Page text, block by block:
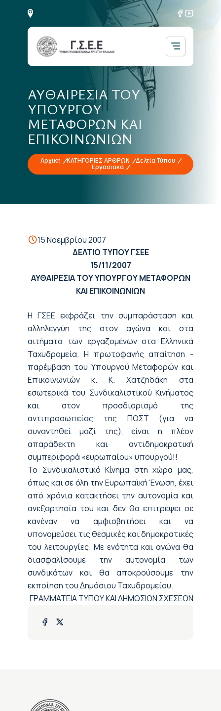
ΑΥΘΑΙΡΕΣΙΑ ΤΟΥ
ΥΠΟΥΡΓΟΥ
ΜΕΤΑΦΟΡΩΝ ΚΑΙ
ΕΠΙΚΟΙΝΩΝΙΩΝ
Αρχική ΚΑΤΗΓΟΡΙΕΣ ΑΡΘΡΩΝ
Δελτία Τύπου
Εργασιακά
15 Νοεμβρίου 2007
ΔΕΛΤΙΟ ΤΥΠΟΥ ΓΣΕΕ
15/11/2007
ΑΥΘΑΙΡΕΣΙΑ ΤΟΥ ΥΠΟΥΡΓΟΥ ΜΕΤΑΦΟΡΩΝ
ΚΑΙ ΕΠΙΚΟΙΝΩΝΙΩΝ
Η ΓΣΕΕ εκφράζει την συμπαράσταση και
αλληλεγγύη της στον αγώνα και στα
αιτήματα των εργαζομένων στα Ελληνικά
Ταχυδρομεία. Η πρωτοφανής απαίτηση -
παρέμβαση του Υπουργού Μεταφορών και
Επικοινωνιών κ. Κ. Χατζηδάκη στα
εσωτερικά του Συνδικαλιστικού Κινήματος
και στον προσδιορισμό της
αντιπροσωπείας της ΠΟΣΤ (για να
συναντηθεί μαζί της), είναι η πλέον
απαράδεκτη και αντιδημοκρατική
συμπεριφορά «ευρωπαίου» υπουργού!!
Το Συνδικαλιστικό Κίνημα στη χώρα μας,
όπως και σε όλη την Ευρωπαϊκή Ένωση, έχει
από χρόνια κατακτήσει την αυτονομία και
ανεξαρτησία του και δεν θα επιτρέψει σε
κανέναν να αμφισβητήσει και να
υπονομεύσει τις θεσμικές και δημοκρατικές
του λειτουργίες. Με ενότητα και αγώνα θα
διασφαλίσουμε την αυτονομία των
συνδικάτων και θα αποκρούσουμε την
εκποίηση του Δημόσιου Ταχυδρομείου.
ΓΡΑΜΜΑΤΕΙΑ ΤΥΠΟΥ ΚΑΙ ΔΗΜΟΣΙΩΝ ΣΧΕΣΕΩΝ